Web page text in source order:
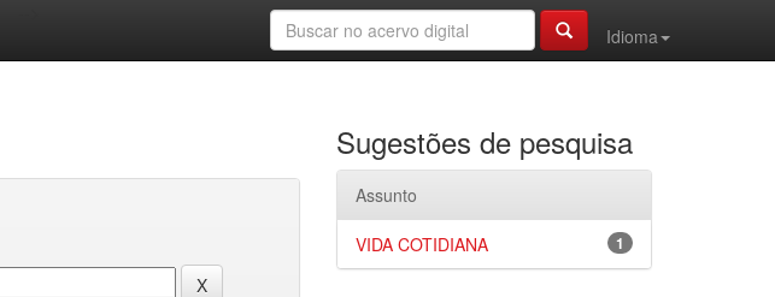
Idioma
Sugestões de pesquisa
Assunto
1
VIDA COTIDIANA